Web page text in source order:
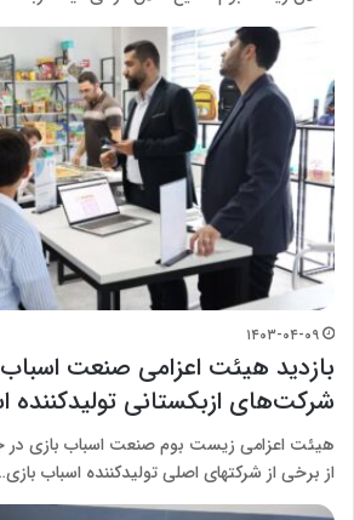
۱۴۰۳-۰۴-۰۹
بازدید هیئت اعزامی صنعت
شرکت‌های ازبکستانی تولیدکننده
هیئت اعزامی زیست بوم صنعت اسباب بازی در
از برخی از شرکتهای اصلی تولیدکننده اسباب